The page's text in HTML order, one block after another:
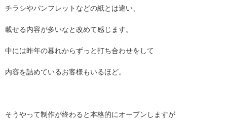
チラシやパンフレットなどの紙とは違い、
載せる内容が多いなと改めて感じます。
中には昨年の暮れからずっと打ち合わせをして
内容を詰めているお客様もいるほど。
そうやって制作が終わると本格的にオープンしますが